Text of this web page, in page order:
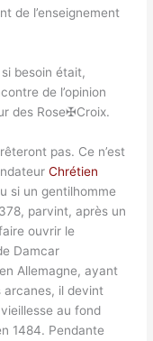
de l’enseignement
besoin était,
de l’opinion
des Rose✠Croix.
pas. Ce n’est
Chrétien
si un gentilhomme
parvint, après un
ouvrir le
Damcar
Allemagne, ayant
arcanes, il devint
au fond
1484. Pendante